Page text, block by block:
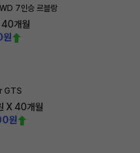
7인승 르블랑
40개월
GTS
X40개월
원